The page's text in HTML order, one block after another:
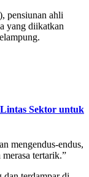
pensiunan ahli
yang diikatkan
Sektor untuk
mengendus-endus,
tertarik.”